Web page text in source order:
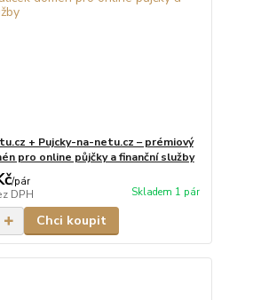
+ Pujcky-na-netu.cz – prémiový
pro online půjčky a finanční služby
/pár
DPH Skladem 1 pár
Chci koupit